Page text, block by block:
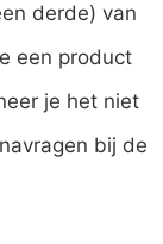
derde) van
een product
je het niet
bij de